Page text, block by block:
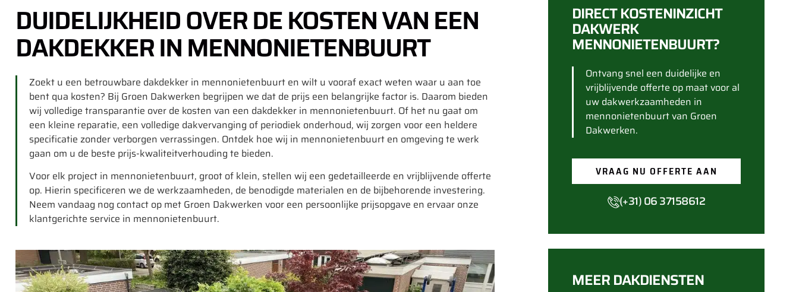
DUIDELIJKHEID OVER DE KOSTEN VAN EEN
DAKDEKKER IN MENNONIETENBUURT
Zoekt u een betrouwbare dakdekker in mennonietenbuurt en wilt u vooraf exact weten waar u aan toe
bent qua kosten? Bij Groen Dakwerken begrijpen we dat de prijs een belangrijke factor is. Daarom bieden
wij volledige transparantie over de kosten van een dakdekker in mennonietenbuurt. Of het nu gaat om
een kleine reparatie, een volledige dakvervanging of periodiek onderhoud, wij zorgen voor een heldere
specificatie zonder verborgen verrassingen. Ontdek hoe wij in mennonietenbuurt en omgeving te werk
gaan om u de beste prijs-kwaliteitverhouding te bieden.
Voor elk project in mennonietenbuurt, groot of klein, stellen wij een gedetailleerde en vrijblijvende offerte
op. Hierin specificeren we de werkzaamheden, de benodigde materialen en de bijbehorende investering.
Neem vandaag nog contact op met Groen Dakwerken voor een persoonlijke prijsopgave en ervaar onze
klantgerichte service in mennonietenbuurt.
DIRECT KOSTENINZICHT
DAKWERK
MENNONIETENBUURT?
Ontvang snel een duidelijke en
vrijblijvende offerte op maat voor al
uw dakwerkzaamheden in
mennonietenbuurt van Groen
Dakwerken.
VRAAG NU OFFERTE AAN
(+31) 06 37158612
MEER DAKDIENSTEN